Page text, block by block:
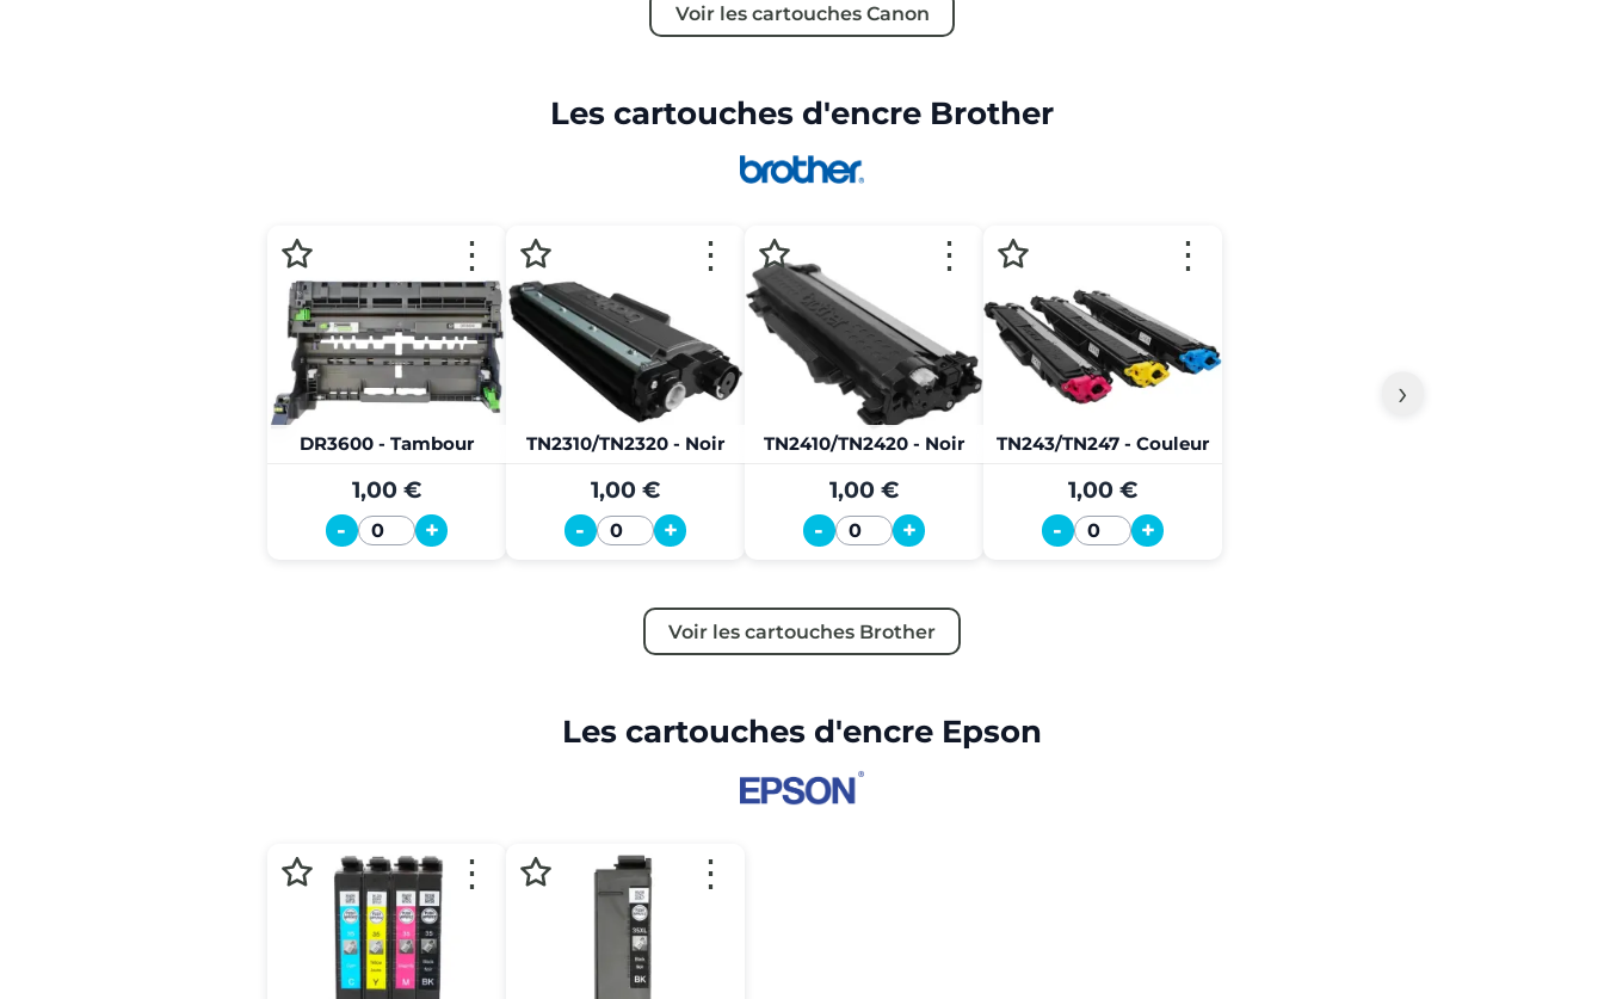
Voir les cartouches Canon
Les cartouches d'encre Brother
⋮
DR3600 - Tambour
1,00 €
-
Quantité
+
⋮
TN2310/TN2320 - Noir
1,00 €
-
Quantité
+
⋮
TN2410/TN2420 - Noir
1,00 €
-
Quantité
+
⋮
TN243/TN247 - Couleur
1,00 €
-
Quantité
+
›
Voir les cartouches Brother
Les cartouches d'encre Epson
⋮ ⋮